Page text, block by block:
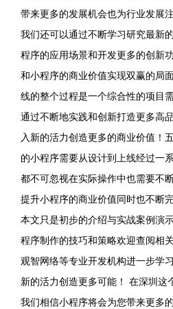
带来更多的发展机会也为行业发展
我们还可以通过不断学习研究最新
程序的应用场景和开发更多的创新
和小程序的商业价值实现双赢的局
线的整个过程是一个综合性的项目
通过不断地实践和创新打造更多高
入新的活力创造更多的商业价值！
的小程序需要从设计到上线经过一
都不可忽视在实际操作中也需要不
提升小程序的商业价值同时也不断
本文只是初步的介绍与实战案例演
程序制作的技巧和策略欢迎查阅相
观智网络等专业开发机构进一步学
新的活力创造更多可能！ 在深圳这
我们相信小程序将会为您带来更多